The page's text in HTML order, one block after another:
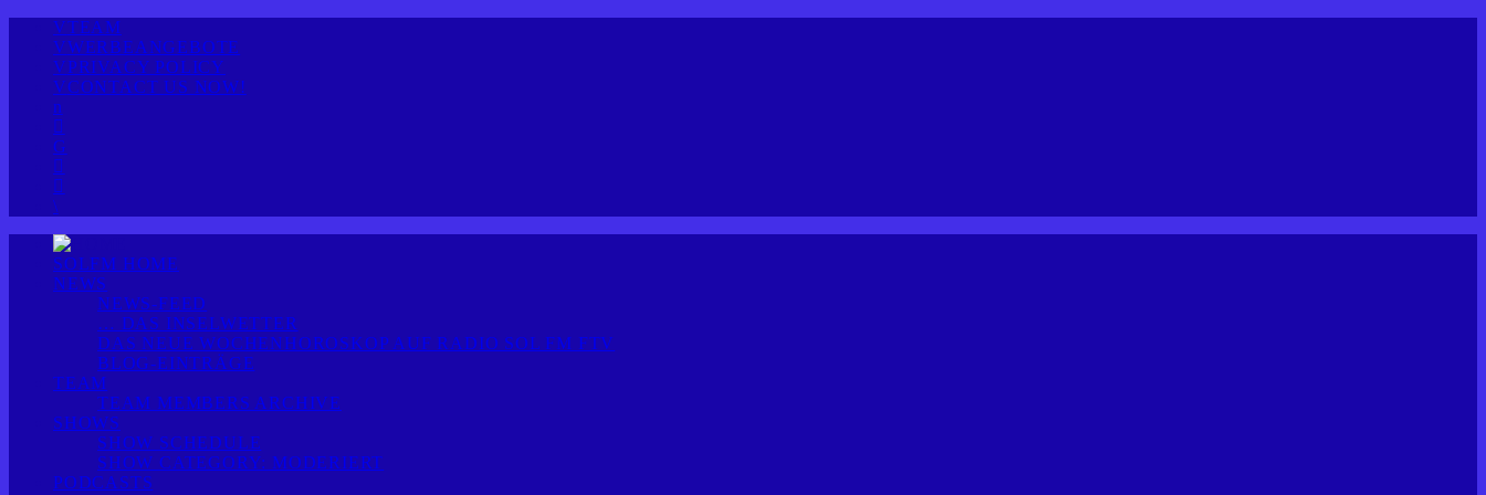
TEAM
WERBEANGEBOTE
PRIVACY POLICY
CONTACT US NOW!
SOLFM HOME
NEWS
NEWS-FEED
… DAS INSELWETTER
DAS NEUE WOCHENHOROSKOP AUF RADIO SOL FM FTV
BLOG-EINTRÄGE
TEAM
TEAM MEMBERS ARCHIVE
SHOWS
SHOW SCHEDULE
SHOW CATEGORY: MODERIERT
PODCASTS